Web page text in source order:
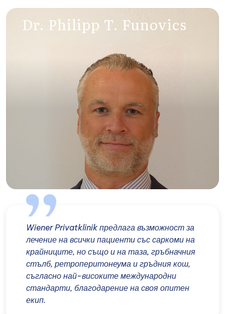
разработва за всеки пациент индивидуално съобразена
терапия съгласно международните стандарти – за
максимална медицинска сигурност и възможно най-
Dr. Philipp T. Funovics
Wiener Privatklinik предлага възможност за
лечение на всички пациенти със саркоми на
крайниците, но също и на таза, гръбначния
стълб, ретроперитонеума и гръдния кош,
съгласно най-високите международни
стандарти, благодарение на своя опитен
екип.